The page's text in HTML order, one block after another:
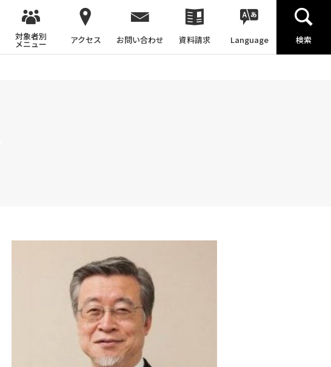
対象者別
メニュー アクセス お問い合わせ 資料請求 Language 検索